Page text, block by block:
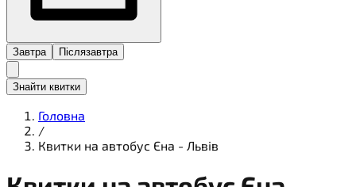
Завтра Післязавтра
Знайти квитки
Головна
/
Квитки на автобус Єна - Львів